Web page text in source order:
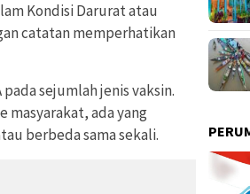
Kondisi Darurat atau
catatan memperhatikan
sejumlah jenis vaksin.
masyarakat, ada yang
berbeda sama sekali.